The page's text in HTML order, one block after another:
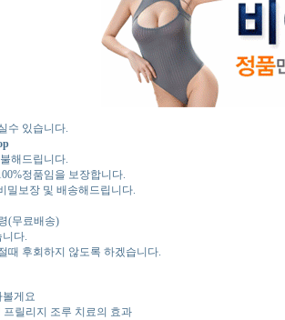
수 있습니다.
해드립니다.
정품임을 보장합니다.
밀보장 및 배송해드립니다.
(무료배송)
다.
때 후회하지 않도록 하겠습니다.
게요
릴리지 조루 치료의 효과